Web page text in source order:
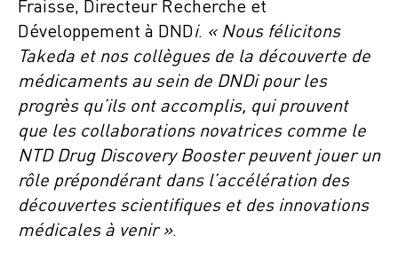
Fraisse, Directeur Recherche et
Développement à DNDi. « Nous félicitons
Takeda et nos collègues de la découverte de
médicaments au sein de DNDi pour les
progrès qu’ils ont accomplis, qui prouvent
que les collaborations novatrices comme le
NTD Drug Discovery Booster peuvent jouer un
rôle prépondérant dans l’accélération des
découvertes scientifiques et des innovations
médicales à venir ».